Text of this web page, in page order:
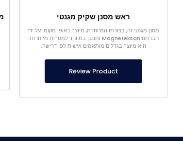
ראש מסנן שקיק מגנטי
מסנן מגנטי זה, בצורתו המיוחדת, מיוצר באופן מקומי על ידי
חברתנו Magneteksan ותוכנן במיוחד למטרות מיוחדות.
הוא מיוצר בגדלים מותאמים אישית לפי דרישה.
Review Product